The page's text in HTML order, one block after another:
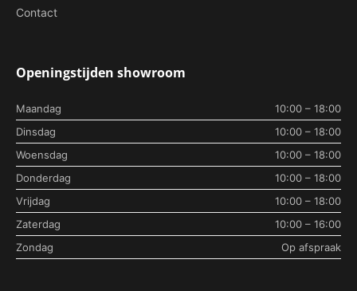
Contact
Openingstijden showroom
Maandag
10:00 – 18:00
Dinsdag
10:00 – 18:00
Woensdag
10:00 – 18:00
Donderdag
10:00 – 18:00
Vrijdag
10:00 – 18:00
Zaterdag
10:00 – 16:00
Zondag
Op afspraak